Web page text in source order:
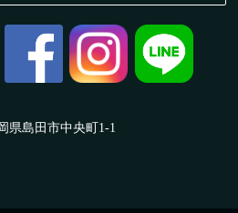
県島田市中央町1-1